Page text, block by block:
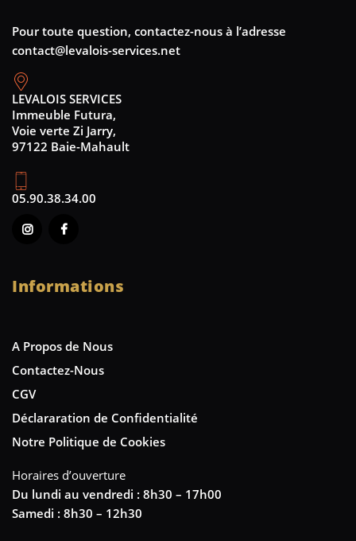
Pour toute question, contactez-nous à l’adresse
contact@levalois-services.net
LEVALOIS SERVICES
Immeuble Futura,
Voie verte Zi Jarry,
97122 Baie-Mahault
05.90.38.34.00
Informations
A Propos de Nous
Contactez-Nous
CGV
Déclararation de Confidentialité
Notre Politique de Cookies
Horaires d’ouverture
Du lundi au vendredi : 8h30 – 17h00
Samedi : 8h30 – 12h30